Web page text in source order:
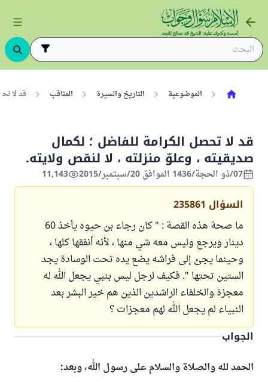
الموضوعية التاريخ والسيرة المناقب قد لا
قد لا تحصل الكرامة للفاضل ؛ لكمال
صديقيته ، وعلوّ منزلته ، لا لنقص ولايته.
07/ذو الحجة/1436 الموافق 20/سبتمبر/2015 11,143
السؤال 235861
ما صحة هذه القصة : " كان رجاء بن حيوه يأخذ 60
دينار ويرجع وليس معه شي منها ، لأنه أنفقها كلها ،
وحينما يجئ إلى فراشه يضع يده تحت الوسادة يجد
الستين تحتها ". فكيف لرجل ليس بنبي يجعل الله له
معجزة والخلفاء الراشدين الذين هم خير البشر بعد
النبياء لم يجعل الله لهم معجزات ؟
الجواب
الحمد لله والصلاة والسلام على رسول الله، وبعد: